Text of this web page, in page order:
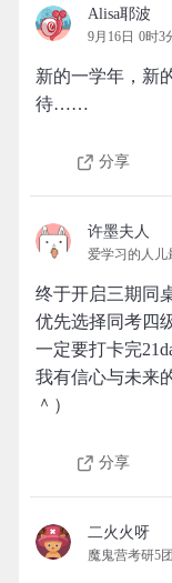
Alisa耶波
9月16日 0时3
新的一学年，新
待……
分享
许墨夫人
爱学习的人儿
终于开启三期同
优先选择同考四
一定要打卡完
我有信心与未来
＾）
分享
二火火呀
魔鬼营考研5团